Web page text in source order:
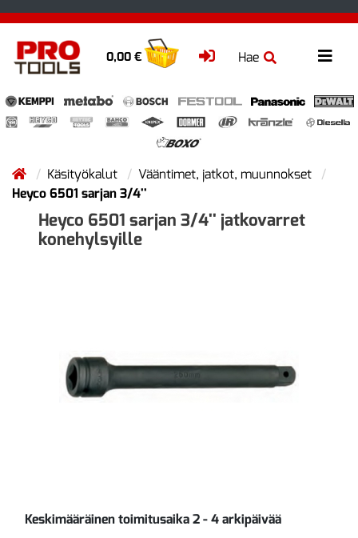
Hae
0,00 €
Käsityökalut
Vääntimet, jatkot, muunnokset
Heyco 6501 sarjan 3/4''
Heyco 6501 sarjan 3/4'' jatkovarret
konehylsyille
Keskimääräinen toimitusaika 2 - 4 arkipäivää